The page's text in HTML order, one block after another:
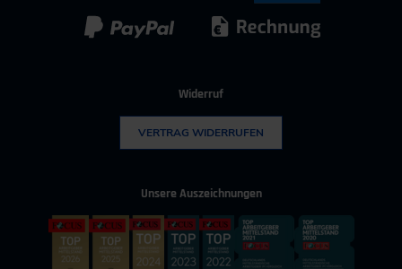
Widerruf
VERTRAG WIDERRUFEN
Unsere Auszeichnungen